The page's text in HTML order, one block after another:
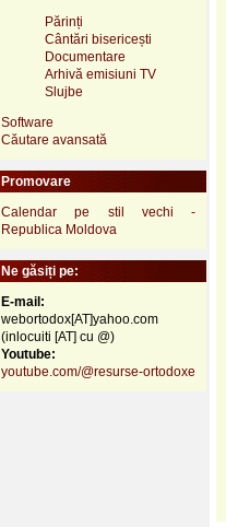
Părinți
Cântări bisericești
Documentare
Arhivă emisiuni TV
Slujbe
Software
Căutare avansată
Promovare
Calendar pe stil vechi -
Republica Moldova
Ne găsiți pe:
E-mail:
webortodox[AT]yahoo.com
(inlocuiti [AT] cu @)
Youtube:
youtube.com/@resurse-ortodoxe